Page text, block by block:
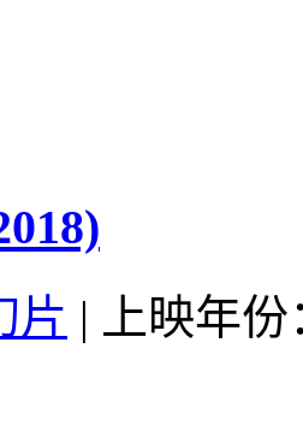
片 |
上映年